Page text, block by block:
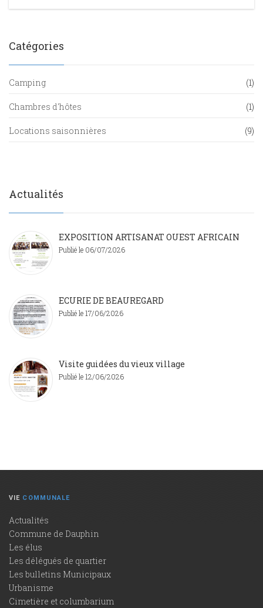
Catégories
Camping (1)
Chambres d'hôtes (1)
Locations saisonnières (9)
Actualités
EXPOSITION ARTISANAT OUEST AFRICAIN
Publié le 06/07/2026
ECURIE DE BEAUREGARD
Publié le 17/06/2026
Visite guidées du vieux village
Publié le 12/06/2026
VIE COMMUNALE
Actualités
Commune de Dauphin
Les élus
Les délégués de quartier
Les bulletins Municipaux
Urbanisme
Cimetière et columbarium